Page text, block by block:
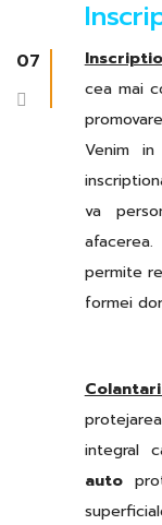
07
cea mai
Venim
va
permite
formei
integral
auto